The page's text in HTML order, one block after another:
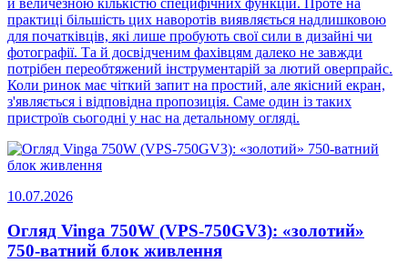
практиці більшість цих наворотів виявляється надлишковою
для початківців, які лише пробують свої сили в дизайні чи
фотографії. Та й досвідченим фахівцям далеко не завжди
потрібен переобтяжений інструментарій за лютий оверпрайс.
Коли ринок має чіткий запит на простий, але якісний екран,
з'являється і відповідна пропозиція. Саме один із таких
пристроїв сьогодні у нас на детальному огляді.
10.07.2026
Огляд Vinga 750W (VPS-750GV3): «золотий»
750-ватний блок живлення